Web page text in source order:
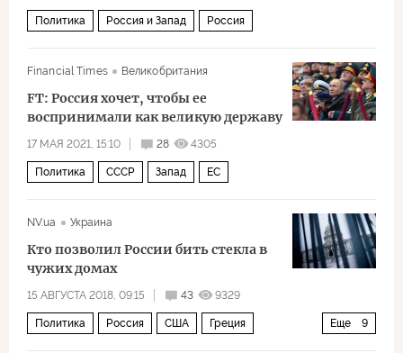
Политика Россия и Запад Россия
Financial Times Великобритания
FT: Россия хочет, чтобы ее
воспринимали как великую державу
17 МАЯ 2021, 15:10 28 4305
Политика СССР Запад ЕС
NV.ua Украина
Кто позволил России бить стекла в
чужих домах
15 АВГУСТА 2018, 09:15 43 9329
Еще 9
Политика Россия США Греция